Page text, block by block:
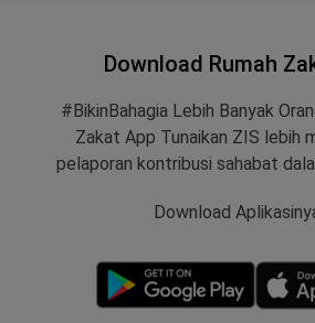
Download Rumah
#BikinBahagia Lebih Banyak
Zakat App Tunaikan ZIS lebih
pelaporan kontribusi sahabat
Download